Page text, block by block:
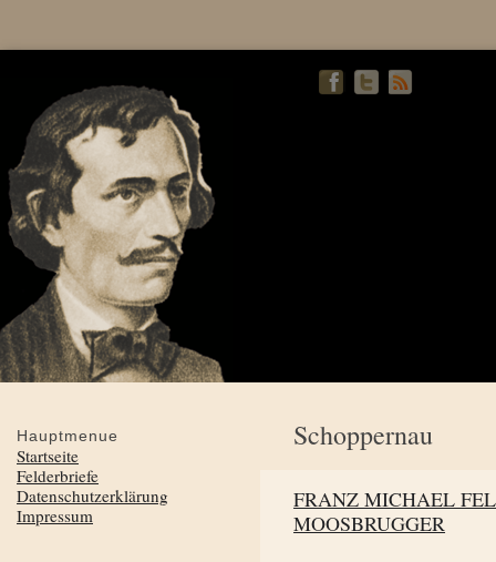
Schoppernau
FRANZ MICHAEL
MOOSBRUGGER
Hauptmenue
Startseite
Felderbriefe
Datenschutzerklärung
Impressum